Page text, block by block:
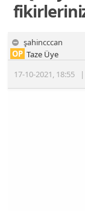
şahincccan
17-10-2021, 18:55
OP Taze Üye